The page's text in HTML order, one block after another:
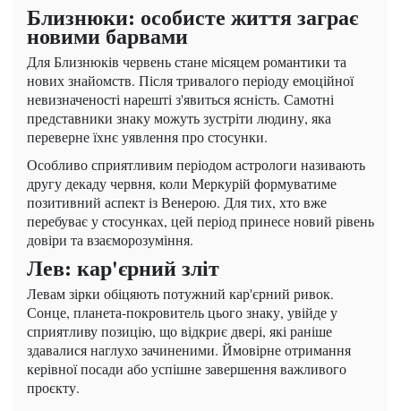
Близнюки: особисте життя заграє
новими барвами
Для Близнюків червень стане місяцем романтики та
нових знайомств. Після тривалого періоду емоційної
невизначеності нарешті з'явиться ясність. Самотні
представники знаку можуть зустріти людину, яка
переверне їхнє уявлення про стосунки.
Особливо сприятливим періодом астрологи називають
другу декаду червня, коли Меркурій формуватиме
позитивний аспект із Венерою. Для тих, хто вже
перебуває у стосунках, цей період принесе новий рівень
довіри та взаєморозуміння.
Лев: кар'єрний зліт
Левам зірки обіцяють потужний кар'єрний ривок.
Сонце, планета-покровитель цього знаку, увійде у
сприятливу позицію, що відкриє двері, які раніше
здавалися наглухо зачиненими. Ймовірне отримання
керівної посади або успішне завершення важливого
проєкту.